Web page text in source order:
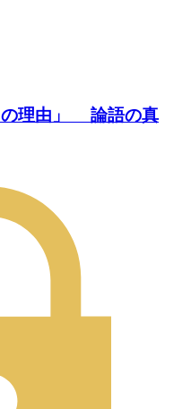
の理由」 論語の真